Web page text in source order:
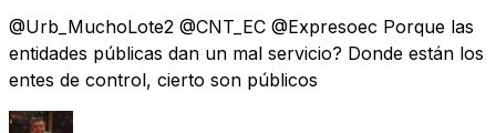
@Urb_MuchoLote2 @CNT_EC @Expresoec Porque las
entidades públicas dan un mal servicio? Donde están los
entes de control, cierto son públicos